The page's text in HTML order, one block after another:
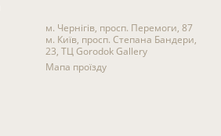
м. Чернігів, просп. Перемоги, 87
м. Київ, просп. Степана Бандери,
23, ТЦ Gorodok Gallery
Мапа проїзду